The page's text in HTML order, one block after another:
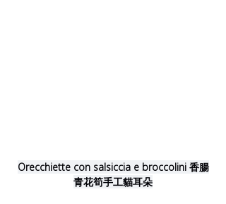
Orecchiette con salsiccia e broccolini 香腸
青花筍手工貓耳朵